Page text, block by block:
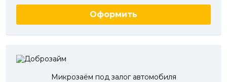
Оформить
Микрозаём под залог автомобиля